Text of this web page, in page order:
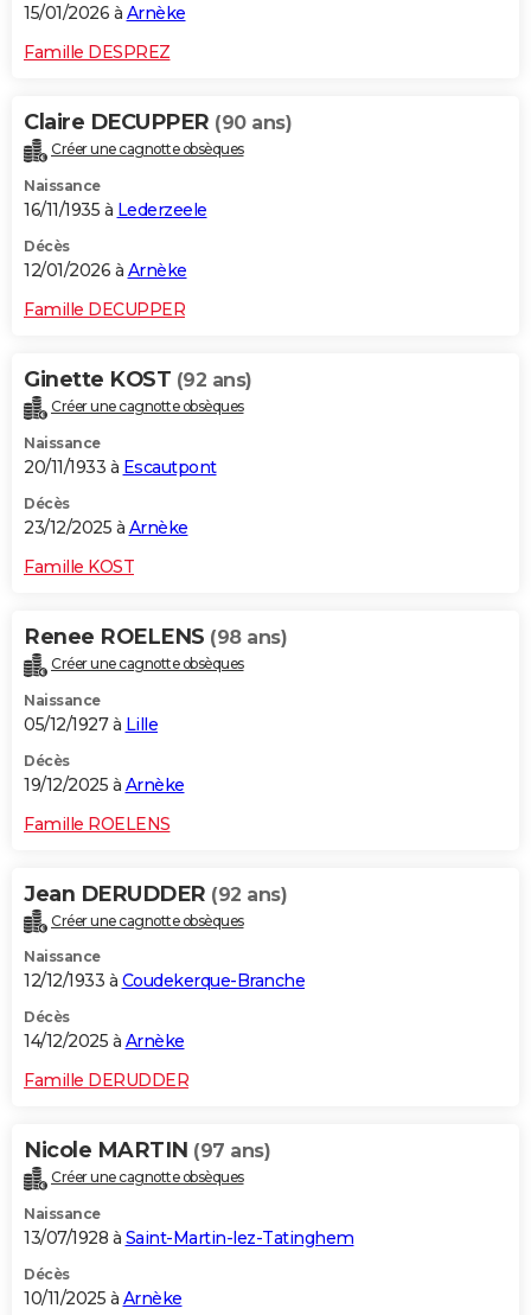
15/01/2026 à Arnèke
Famille DESPREZ
Claire DECUPPER (90 ans)
Créer une cagnotte obsèques
Naissance
16/11/1935 à Lederzeele
Décès
12/01/2026 à Arnèke
Famille DECUPPER
Ginette KOST (92 ans)
Créer une cagnotte obsèques
Naissance
20/11/1933 à Escautpont
Décès
23/12/2025 à Arnèke
Famille KOST
Renee ROELENS (98 ans)
Créer une cagnotte obsèques
Naissance
05/12/1927 à Lille
Décès
19/12/2025 à Arnèke
Famille ROELENS
Jean DERUDDER (92 ans)
Créer une cagnotte obsèques
Naissance
12/12/1933 à Coudekerque-Branche
Décès
14/12/2025 à Arnèke
Famille DERUDDER
Nicole MARTIN (97 ans)
Créer une cagnotte obsèques
Naissance
13/07/1928 à Saint-Martin-lez-Tatinghem
Décès
10/11/2025 à Arnèke